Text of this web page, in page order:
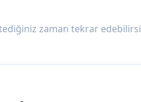
zaman tekrar